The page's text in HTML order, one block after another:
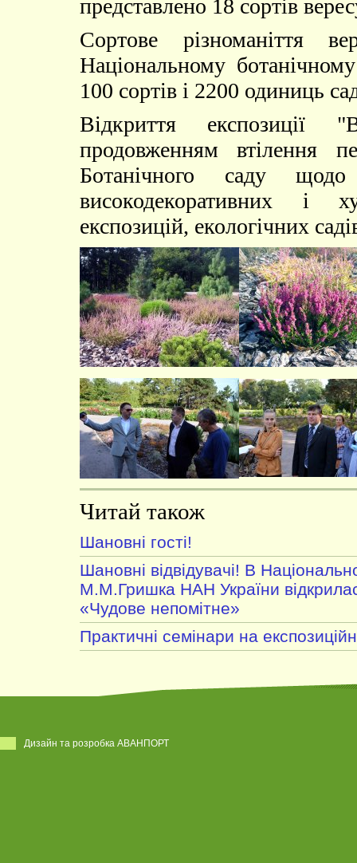
представлено 18 сортів
Сортове різноманіття
Національному
100 сортів і 2200 одиниць
Відкриття експозиції
продовженням втілення
Ботанічного саду
високодекоративних і
експозицій, екологічних
Читай також
Шановні гості!
Шановні відвідувачі! В
М.М.Гришка НАН України
«Чудове непомітне»
Практичні семінари на
Дизайн та розробка АВАНПОРТ